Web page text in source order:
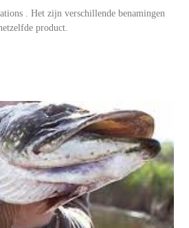
. Het zijn verschillende benamingen
product.